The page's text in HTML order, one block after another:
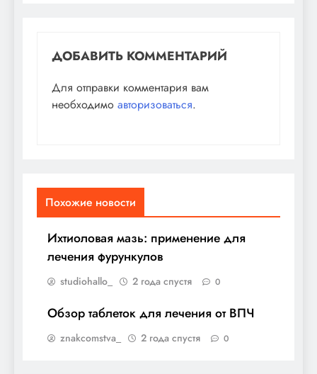
ДОБАВИТЬ КОММЕНТАРИЙ
Для отправки комментария вам
необходимо авторизоваться.
Похожие новости
Ихтиоловая мазь: применение для
лечения фурункулов
studiohallo_ 2 года спустя 0
Обзор таблеток для лечения от ВПЧ
znakcomstva_ 2 года спустя 0